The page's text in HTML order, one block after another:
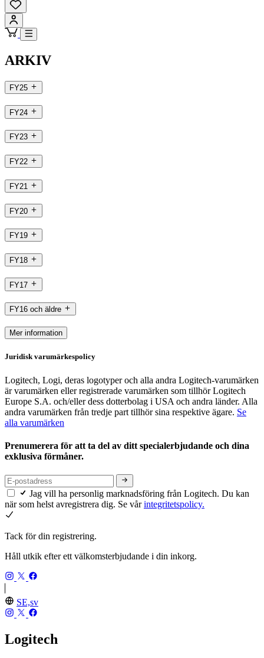
ARKIV
FY25
FY24
FY23
FY22
FY21
FY20
FY19
FY18
FY17
FY16 och äldre
Mer information
Juridisk varumärkespolicy
Logitech, Logi, deras logotyper och alla andra Logitech-varumärken
är varumärken eller registrerade varumärken som tillhör Logitech
Europe S.A. och/eller dess dotterbolag i USA och andra länder. Alla
andra varumärken från tredje part tillhör sina respektive ägare. Se
alla varumärken
Prenumerera för att ta del av ditt specialerbjudande och dina
exklusiva förmåner.
Jag vill ha personlig marknadsföring från Logitech. Du kan
när som helst avregistrera dig. Se vårintegritetspolicy.
Tack för din registrering.
Håll utkik efter ett välkomsterbjudande i din inkorg.
SE,sv
Logitech